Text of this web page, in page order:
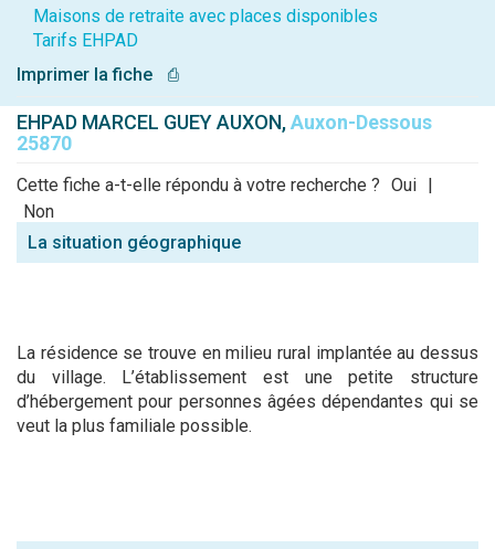
Maisons de retraite avec places disponibles
Tarifs EHPAD
Imprimer la fiche
⎙
EHPAD MARCEL GUEY AUXON,Auxon-Dessous
25870
Cette fiche a-t-elle répondu à votre recherche ? Oui |
Non
La situation géographique
La résidence se trouve en milieu rural implantée au dessus
du village. L’établissement est une petite structure
d’hébergement pour personnes âgées dépendantes qui se
veut la plus familiale possible.